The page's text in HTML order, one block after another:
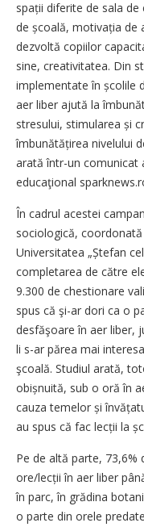
spații diferite de sala
de școală, motivația de
dezvoltă copiilor
sine, creativitatea. Din
implementate în școlile
aer liber ajută la
stresului, stimularea și
îmbunătățirea nivelului
arată într-un comunicat
educaţional
În cadrul acestei
sociologică, coordonată
Universitatea „Ștefan
completarea de către
9.300 de chestionare
spus că şi-ar dori ca o
desfăşoare în aer liber,
li s-ar părea mai
şcoală. Studiul arată,
obișnuită, sub o oră în
cauza temelor și
au spus că fac lecții la
Pe de altă parte,
ore/lecții în aer liber
în parc, în grădina
o parte din orele